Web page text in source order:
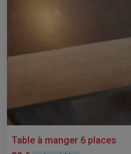
Table à manger 6 places